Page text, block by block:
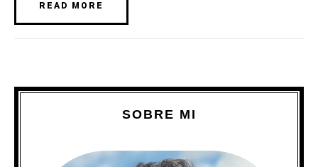
READ MORE
SOBRE MI